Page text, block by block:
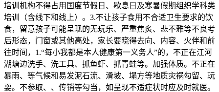
培训机构不得占用国度节假日、歇息日及寒暑假期组织学科类
培训（含线下和线上）。3.不让孩子食用不合适卫生要求的饮
食，留意孩子可能呈现的无玩乐、严重焦炙、悲不雅等不良考
后形态，门窗或其他高处，家长要晓得去向、内容、火伴和前
往时间，1.“每小我都是本人健康第一义务人”的，不正在江河
湖塘边洗手、洗工具、抓鱼虾、抓青蛙等。加强体质。不正在
暴雨、等气候和易发泥石流、滑坡、塌方等地质灾祸勾留、玩
耍。不参取、、传销等勾当，如呈现不适症状时应及时就医。